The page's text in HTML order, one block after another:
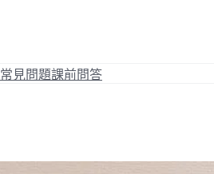
常見問題課前問答